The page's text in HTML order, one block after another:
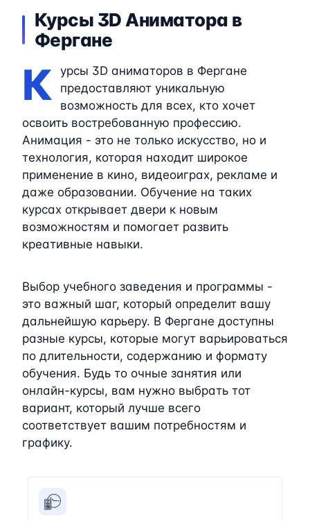
Курсы 3D Аниматора в
Фергане
К
урсы 3D аниматоров в Фергане
предоставляют уникальную
возможность для всех, кто хочет
освоить востребованную профессию.
Анимация - это не только искусство, но и
технология, которая находит широкое
применение в кино, видеоиграх, рекламе и
даже образовании. Обучение на таких
курсах открывает двери к новым
возможностям и помогает развить
креативные навыки.
Выбор учебного заведения и программы -
это важный шаг, который определит вашу
дальнейшую карьеру. В Фергане доступны
разные курсы, которые могут варьироваться
по длительности, содержанию и формату
обучения. Будь то очные занятия или
онлайн-курсы, вам нужно выбрать тот
вариант, который лучше всего
соответствует вашим потребностям и
графику.